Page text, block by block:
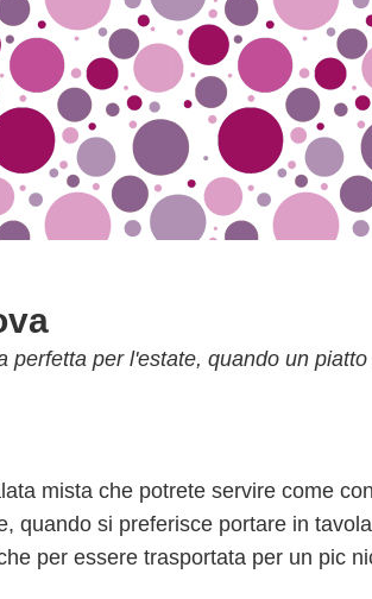
per l'estate, quando un
mista che potrete servire come
quando si preferisce portare in
per essere trasportata per un pic